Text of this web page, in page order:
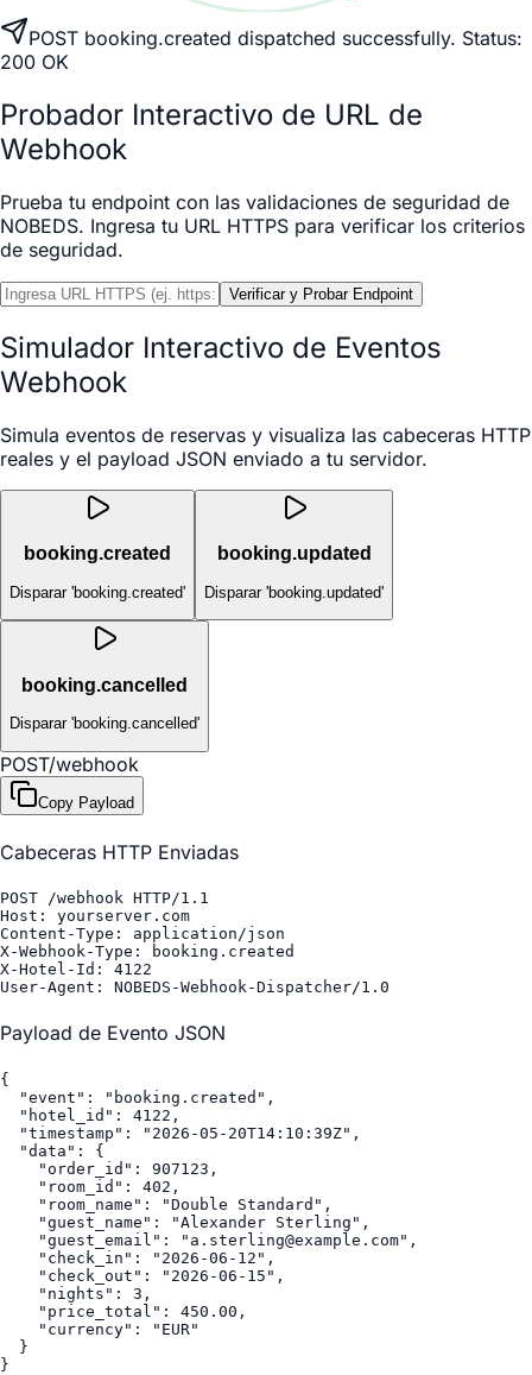
POST booking.created dispatched successfully. Status:
200 OK
Probador Interactivo de URL de
Webhook
Prueba tu endpoint con las validaciones de seguridad de
NOBEDS. Ingresa tu URL HTTPS para verificar los criterios
de seguridad.
Verificar y Probar Endpoint
Simulador Interactivo de Eventos
Webhook
Simula eventos de reservas y visualiza las cabeceras HTTP
reales y el payload JSON enviado a tu servidor.
booking.created
Disparar 'booking.created'
booking.updated
Disparar 'booking.updated'
booking.cancelled
Disparar 'booking.cancelled'
POST/webhook
Copy Payload
Cabeceras HTTP Enviadas
POST /webhook HTTP/1.1
Host: yourserver.com
Content-Type: application/json
X-Webhook-Type: booking.created
X-Hotel-Id: 4122
User-Agent: NOBEDS-Webhook-Dispatcher/1.0
Payload de Evento JSON
{
  "event": "booking.created",
  "hotel_id": 4122,
  "timestamp": "2026-05-20T14:10:39Z",
  "data": {
    "order_id": 907123,
    "room_id": 402,
    "room_name": "Double Standard",
    "guest_name": "Alexander Sterling",
    "guest_email": "a.sterling@example.com",
    "check_in": "2026-06-12",
    "check_out": "2026-06-15",
    "nights": 3,
    "price_total": 450.00,
    "currency": "EUR"
  }
}